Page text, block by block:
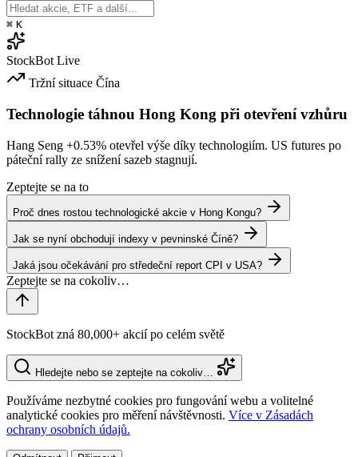
⌘ K
StockBot Live
Tržní situace Čína
Technologie táhnou Hong Kong při otevření vzhůru
Hang Seng +0.53% otevřel výše díky technologiím. US futures po
páteční rally ze snížení sazeb stagnují.
Zeptejte se na to
Proč dnes rostou technologické akcie v Hong Kongu?
Jak se nyní obchodují indexy v pevninské Číně?
Jaká jsou očekávání pro středeční report CPI v USA?
StockBot zná 80,000+ akcií po celém světě
Hledejte nebo se zeptejte na cokoliv…
Používáme nezbytné cookies pro fungování webu a volitelné
analytické cookies pro měření návštěvnosti. Více v Zásadách
ochrany osobních údajů.